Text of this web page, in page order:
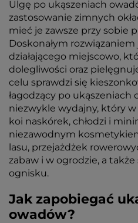
Ulgę po ukąszeniach
zastosowanie zimnych
mieć je zawsze przy sobie
Doskonałym
działającego miejscowo,
dolegliwości oraz
celu sprawdzi się
łagodzący po ukąszeniach
niezwykle wydajny, który
koi naskórek, chłodzi i
niezawodnym
lasu, przejażdżek
zabaw i w ogrodzie, a
ognisku.
Jak zapobiegać
owadów?